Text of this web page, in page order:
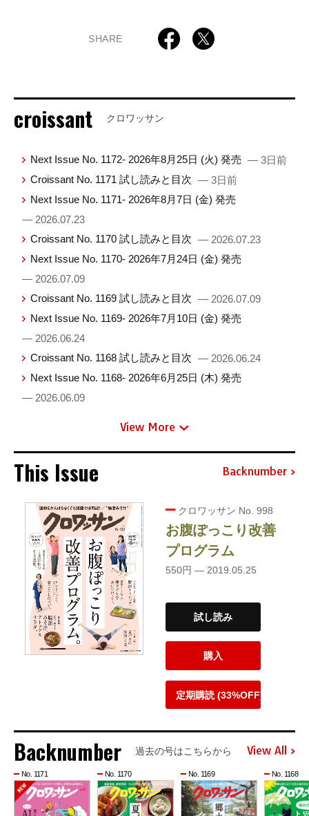
SHARE
croissant クロワッサン
Next Issue No. 1172- 2026年8月25日 (火) 発売 — 3日前
Croissant No. 1171 試し読みと目次 — 3日前
Next Issue No. 1171- 2026年8月7日 (金) 発売
— 2026.07.23
Croissant No. 1170 試し読みと目次 — 2026.07.23
Next Issue No. 1170- 2026年7月24日 (金) 発売
— 2026.07.09
Croissant No. 1169 試し読みと目次 — 2026.07.09
Next Issue No. 1169- 2026年7月10日 (金) 発売
— 2026.06.24
Croissant No. 1168 試し読みと目次 — 2026.06.24
Next Issue No. 1168- 2026年6月25日 (木) 発売
— 2026.06.09
View More
This Issue Backnumber
クロワッサン No. 998
お腹ぽっこり改善
プログラム
550円 — 2019.05.25
試し読み
購入
定期購読 (33%OFF)
Backnumber 過去の号はこちらから View All
No. 1171 No. 1170 No. 1169 No. 1168